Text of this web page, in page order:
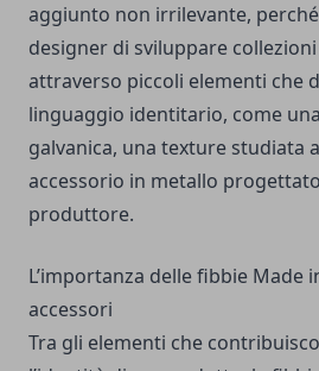
aggiunto non irrilevante,
designer di sviluppare
attraverso piccoli elementi che
linguaggio identitario, come
galvanica, una texture studiata
accessorio in metallo
produttore.
L’importanza delle fibbie Made
accessori
Tra gli elementi che